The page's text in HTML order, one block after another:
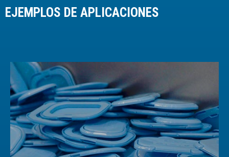
EJEMPLOS DE APLICACIONES